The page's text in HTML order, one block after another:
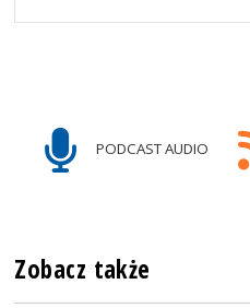
PODCAST AUDIO
Zobacz także